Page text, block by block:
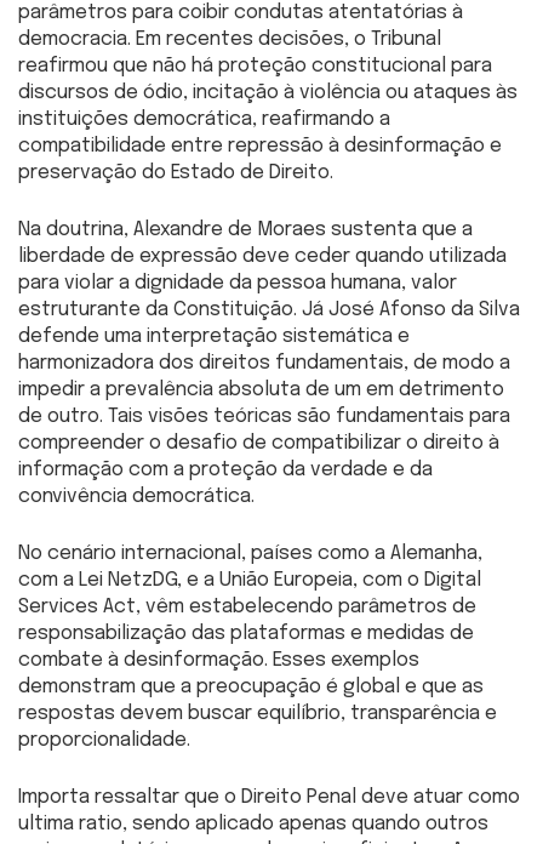
parâmetros para coibir condutas atentatórias à
democracia. Em recentes decisões, o Tribunal
reafirmou que não há proteção constitucional para
discursos de ódio, incitação à violência ou ataques às
instituições democrática, reafirmando a
compatibilidade entre repressão à desinformação e
preservação do Estado de Direito.
Na doutrina, Alexandre de Moraes sustenta que a
liberdade de expressão deve ceder quando utilizada
para violar a dignidade da pessoa humana, valor
estruturante da Constituição. Já José Afonso da Silva
defende uma interpretação sistemática e
harmonizadora dos direitos fundamentais, de modo a
impedir a prevalência absoluta de um em detrimento
de outro. Tais visões teóricas são fundamentais para
compreender o desafio de compatibilizar o direito à
informação com a proteção da verdade e da
convivência democrática.
No cenário internacional, países como a Alemanha,
com a Lei NetzDG, e a União Europeia, com o Digital
Services Act, vêm estabelecendo parâmetros de
responsabilização das plataformas e medidas de
combate à desinformação. Esses exemplos
demonstram que a preocupação é global e que as
respostas devem buscar equilíbrio, transparência e
proporcionalidade.
Importa ressaltar que o Direito Penal deve atuar como
ultima ratio, sendo aplicado apenas quando outros